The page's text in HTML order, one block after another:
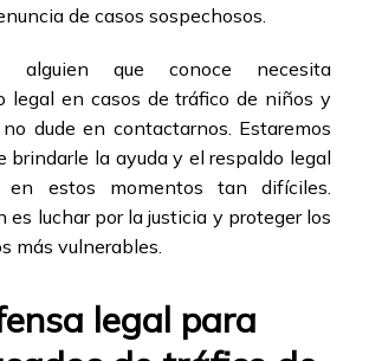
de casos sospechosos.
que conoce necesita
legal en casos de tráfico de niños y
dude en contactarnos. Estaremos
brindarle la ayuda y el respaldo legal
en estos momentos tan difíciles.
es luchar por la justicia y proteger los
más vulnerables.
legal para